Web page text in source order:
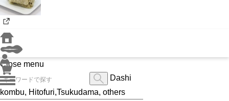
Close menu
Dashi
kombu, Hitofuri,Tsukudama, others